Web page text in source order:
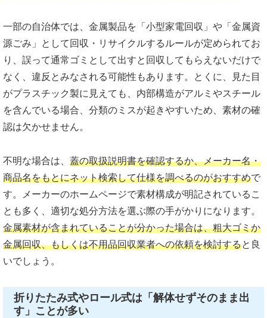
一部の自治体では、金属製品を「小型家電回収」や「金属資
源ごみ」として回収・リサイクルするルールが定められてお
り、誤って通常ゴミとして出すと回収してもらえないだけで
なく、違反とみなされる可能性もあります。とくに、見た目
がプラスチック製に見えても、内部構造がアルミやスチール
を含んでいる場合、分類のミスが起きやすいため、素材の確
認は欠かせません。
不明な場合は、 蓋の取扱説明書を確認するか、メーカー名・
商品名をもとにネット検索して仕様を調べるのがおすすめで
す。メーカーのホームページで素材構成が明記されているこ
とも多く、適切な処分方法を選ぶ際の手がかりになります。
金属素材が含まれていることが分かった場合は、粗大ゴミか
金属回収、もしくは不用品回収業者への依頼を検討すると良
いでしょう。
折りたたみ式やロール式は「解体せずそのまま出
す」ことが多い